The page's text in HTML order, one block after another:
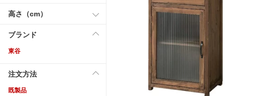
高さ（cm）
ブランド
東谷
注文方法
既製品